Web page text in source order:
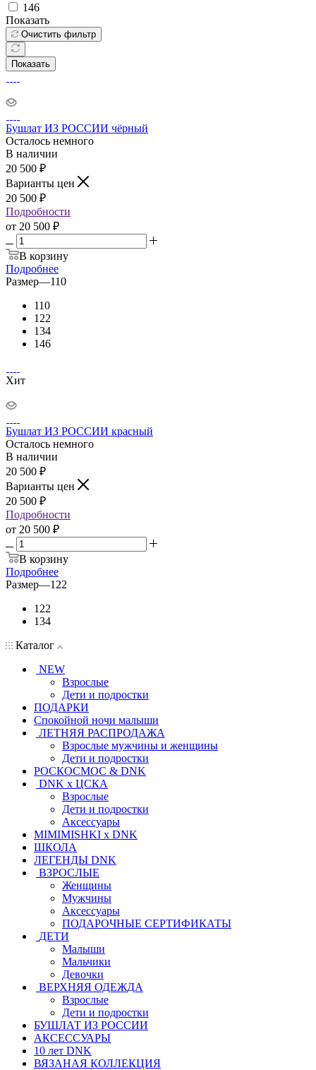
146
Показать
Очистить фильтр
Показать
Бушлат ИЗ РОССИИ чёрный
Осталось немного
В наличии
20 500 ₽
Варианты цен
20 500 ₽
Подробности
от 20 500 ₽
В корзину
Подробнее
Размер—110
110
122
134
146
Хит
Бушлат ИЗ РОССИИ красный
Осталось немного
В наличии
20 500 ₽
Варианты цен
20 500 ₽
Подробности
от 20 500 ₽
В корзину
Подробнее
Размер—122
122
134
Каталог
NEW
Взрослые
Дети и подростки
ПОДАРКИ
Спокойной ночи малыши
ЛЕТНЯЯ РАСПРОДАЖА
Взрослые мужчины и женщины
Дети и подростки
РОСКОСМОС & DNK
DNK x ЦСКА
Взрослые
Дети и подростки
Аксессуары
MIMIMISHKI x DNK
ШКОЛА
ЛЕГЕНДЫ DNK
ВЗРОСЛЫЕ
Женщины
Мужчины
Аксессуары
ПОДАРОЧНЫЕ СЕРТИФИКАТЫ
ДЕТИ
Малыши
Мальчики
Девочки
ВЕРХНЯЯ ОДЕЖДА
Взрослые
Дети и подростки
БУШЛАТ ИЗ РОССИИ
АКСЕССУАРЫ
10 лет DNK
ВЯЗАНАЯ КОЛЛЕКЦИЯ